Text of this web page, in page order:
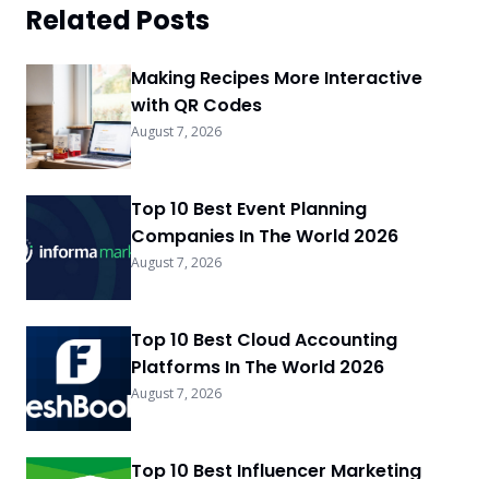
Related Posts
Making Recipes More Interactive
with QR Codes
August 7, 2026
Top 10 Best Event Planning
Companies In The World 2026
August 7, 2026
Top 10 Best Cloud Accounting
Platforms In The World 2026
August 7, 2026
Top 10 Best Influencer Marketing